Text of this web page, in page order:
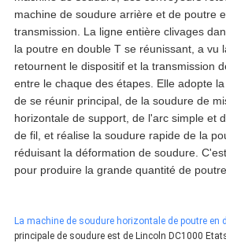
machine de soudure arrière et de poutre
transmission. La ligne entière clivages
la poutre en double T se réunissant, a vu
retournent le dispositif et la transmission
entre le chaque des étapes. Elle adopte
de se réunir principal, de la soudure de
horizontale de support, de l'arc simple et
de fil, et réalise la soudure rapide de la
réduisant la déformation de soudure.
pour produire la grande quantité de
La machine de soudure horizontale de poutre en
principale de soudure est de Lincoln DC1000